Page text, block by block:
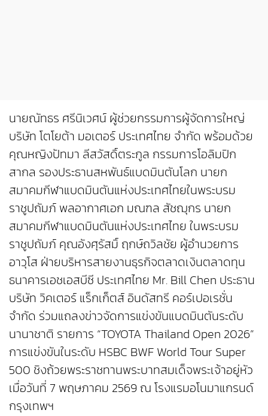
นายณัทธร ศรีนิเวศน์ ผู้ช่วยกรรมการผู้จัดการใหญ่
บริษัท โตโยต้า มอเตอร์ ประเทศไทย จำกัด พร้อมด้วย
คุณหญิงปัทมา ลีสวัสดิ์ตระกูล กรรมการโอลิมปิก
สากล รองประธานสหพันธ์แบดมินตันโลก นายก
สมาคมกีฬาแบดมินตันแห่งประเทศไทยในพระบรม
ราชูปถัมภ์ พลอากาศเอก มณฑล สัชฌุกร นายก
สมาคมกีฬาแบดมินตันแห่งประเทศไทย ในพระบรม
ราชูปถัมภ์ คุณอังศุรัสมิ์ ฤกษ์ถวิลชัย ผู้อำนวยการ
อาวุโส ฝ่ายบริหารสายงานธุรกิจตลาดเงินตลาดทุน
ธนาคารเอชเอสบีซี ประเทศไทย Mr. Bill Chen ประธาน
บริษัท วิคเตอร์ แร็กเก็ตส์ อินดัสทรี คอร์เปอเรชั่น
จำกัด ร่วมแถลงข่าวจัดการแข่งขันแบดมินตันระดับ
นานาชาติ รายการ “TOYOTA Thailand Open 2026”
การแข่งขันในระดับ HSBC BWF World Tour Super
500 ชิงถ้วยพระราชทานพระบาทสมเด็จพระเจ้าอยู่หัว
เมื่อวันที่ 7 พฤษภาคม 2569 ณ โรงแรมอโนมาแกรนด์
กรุงเทพฯ